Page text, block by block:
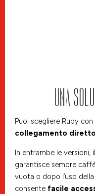
UNA
Puoi scegliere Ruby con
collegamento
In entrambe le versioni,
garantisce sempre
vuota o dopo l’uso
consente facile